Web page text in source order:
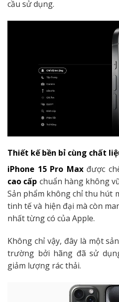
cầu sử dụng.
Thiết kế bền bỉ cùng chất
iPhone 15 Pro Maxđược
cao cấp chuẩn hàng không
Sản phẩm không chỉ thu hút
tinh tế và hiện đại mà còn
nhất từng có của Apple.
Không chỉ vậy, đây là một
trường bởi hãng đã sử
giảm lượng rác thải.